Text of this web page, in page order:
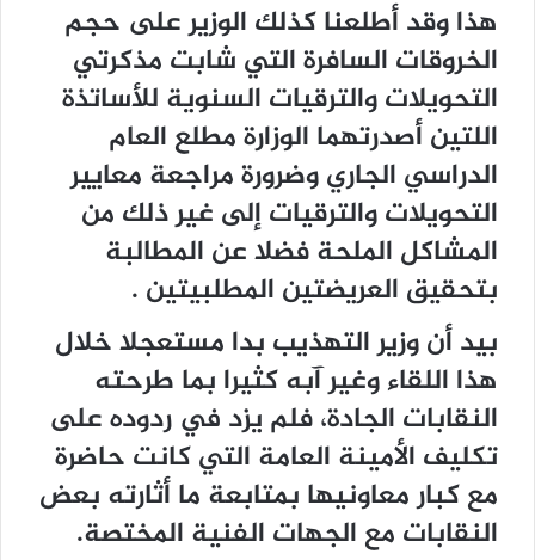
هذا وقد أطلعنا كذلك الوزير على حجم
الخروقات السافرة التي شابت مذكرتي
التحويلات والترقيات السنوية للأساتذة
اللتين أصدرتهما الوزارة مطلع العام
الدراسي الجاري وضرورة مراجعة معايير
التحويلات والترقيات إلى غير ذلك من
المشاكل الملحة فضلا عن المطالبة
بتحقيق العريضتين المطلبيتين .
بيد أن وزير التهذيب بدا مستعجلا خلال
هذا اللقاء وغير آبه كثيرا بما طرحته
النقابات الجادة، فلم يزد في ردوده على
تكليف الأمينة العامة التي كانت حاضرة
مع كبار معاونيها بمتابعة ما أثارته بعض
النقابات مع الجهات الفنية المختصة.